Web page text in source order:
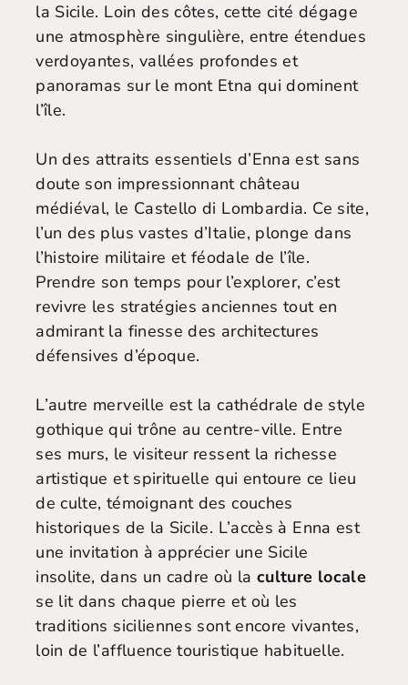
la Sicile. Loin des côtes, cette cité dégage
une atmosphère singulière, entre étendues
verdoyantes, vallées profondes et
panoramas sur le mont Etna qui dominent
l’île.
Un des attraits essentiels d’Enna est sans
doute son impressionnant château
médiéval, le Castello di Lombardia. Ce site,
l’un des plus vastes d’Italie, plonge dans
l’histoire militaire et féodale de l’île.
Prendre son temps pour l’explorer, c’est
revivre les stratégies anciennes tout en
admirant la finesse des architectures
défensives d’époque.
L’autre merveille est la cathédrale de style
gothique qui trône au centre-ville. Entre
ses murs, le visiteur ressent la richesse
artistique et spirituelle qui entoure ce lieu
de culte, témoignant des couches
historiques de la Sicile. L’accès à Enna est
une invitation à apprécier une Sicile
insolite, dans un cadre où la culture locale
se lit dans chaque pierre et où les
traditions siciliennes sont encore vivantes,
loin de l’affluence touristique habituelle.